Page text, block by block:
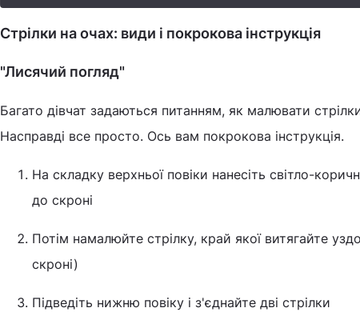
Стрілки на очах: види і покрокова інструкція
"Лисячий погляд"
Багато дівчат задаються питанням, як малювати
Насправді все просто. Ось вам покрокова інструкція.
На складку верхньої повіки нанесіть світло-
до скроні
Потім намалюйте стрілку, край якої витягайте
скроні)
Підведіть нижню повіку і з'єднайте дві стрілки